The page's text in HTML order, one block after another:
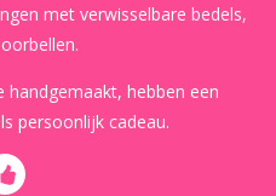
met verwisselbare bedels,
hebben een
persoonlijk cadeau.